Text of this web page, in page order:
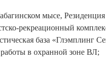
мысе, Резиденция
рекреационный
база «Глэмплинг
в охранной зоне ВЛ;